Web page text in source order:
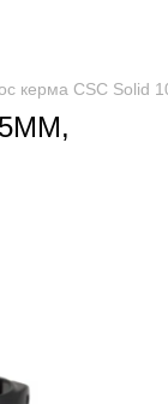
керма CSC Solid